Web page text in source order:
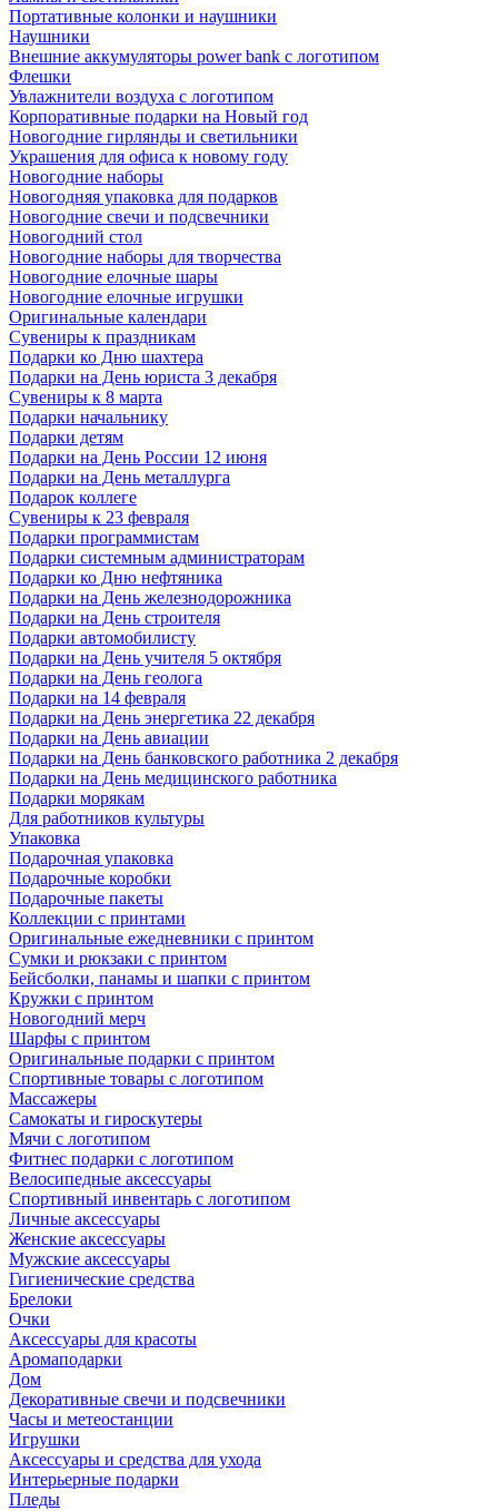
Портативные колонки и наушники
Наушники
Внешние аккумуляторы power bank с логотипом
Флешки
Увлажнители воздуха с логотипом
Корпоративные подарки на Новый год
Новогодние гирлянды и светильники
Украшения для офиса к новому году
Новогодние наборы
Новогодняя упаковка для подарков
Новогодние свечи и подсвечники
Новогодний стол
Новогодние наборы для творчества
Новогодние елочные шары
Новогодние елочные игрушки
Оригинальные календари
Сувениры к праздникам
Подарки ко Дню шахтера
Подарки на День юриста 3 декабря
Сувениры к 8 марта
Подарки начальнику
Подарки детям
Подарки на День России 12 июня
Подарки на День металлурга
Подарок коллеге
Сувениры к 23 февраля
Подарки программистам
Подарки системным администраторам
Подарки ко Дню нефтяника
Подарки на День железнодорожника
Подарки на День строителя
Подарки автомобилисту
Подарки на День учителя 5 октября
Подарки на День геолога
Подарки на 14 февраля
Подарки на День энергетика 22 декабря
Подарки на День авиации
Подарки на День банковского работника 2 декабря
Подарки на День медицинского работника
Подарки морякам
Для работников культуры
Упаковка
Подарочная упаковка
Подарочные коробки
Подарочные пакеты
Коллекции с принтами
Оригинальные ежедневники с принтом
Сумки и рюкзаки с принтом
Бейсболки, панамы и шапки с принтом
Кружки с принтом
Новогодний мерч
Шарфы с принтом
Оригинальные подарки с принтом
Спортивные товары с логотипом
Массажеры
Самокаты и гироскутеры
Мячи с логотипом
Фитнес подарки с логотипом
Велосипедные аксессуары
Спортивный инвентарь с логотипом
Личные аксессуары
Женские аксессуары
Мужские аксессуары
Гигиенические средства
Брелоки
Очки
Аксессуары для красоты
Аромаподарки
Дом
Декоративные свечи и подсвечники
Часы и метеостанции
Игрушки
Аксессуары и средства для ухода
Интерьерные подарки
Пледы